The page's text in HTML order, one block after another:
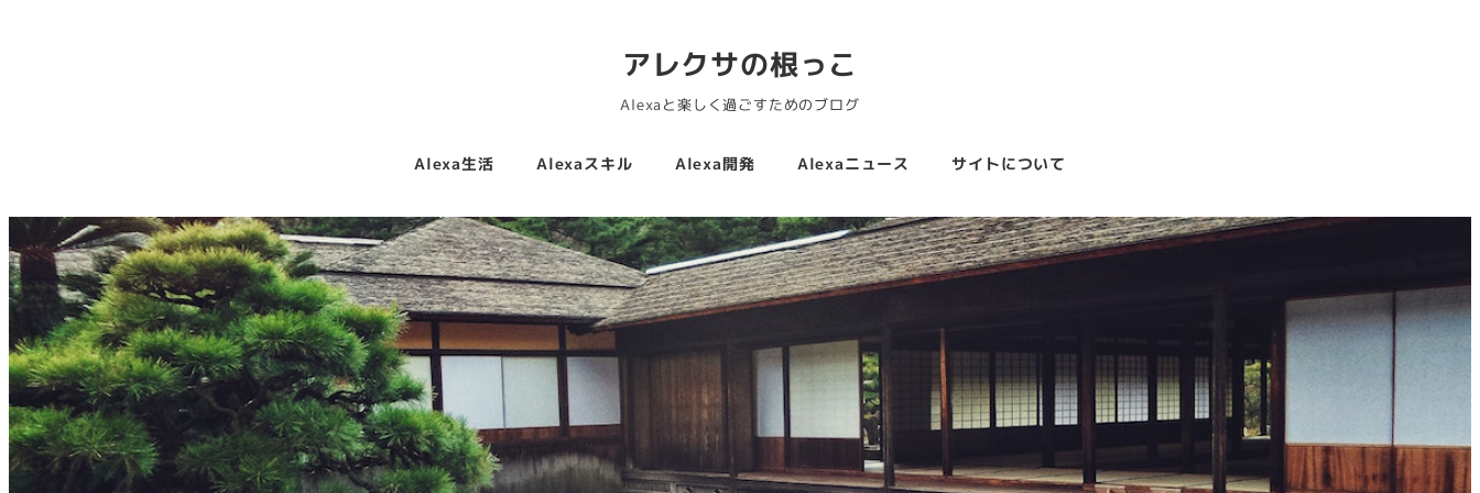
アレクサの根っこ
Alexaと楽しく過ごすためのブログ
Alexa生活 Alexaスキル Alexa開発 Alexaニュース サイトについて